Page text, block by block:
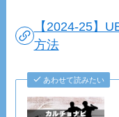
【2024-25】
方法
あわせて読みたい